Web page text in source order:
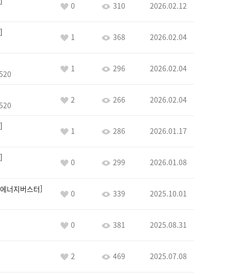
0 310 2026.02.12
1 368 2026.02.04
1 296 2026.02.04
2 266 2026.02.04
1 286 2026.01.17
0 299 2026.01.08
너지버스터 0 339 2025.10.01
0 381 2025.08.31
2 469 2025.07.08